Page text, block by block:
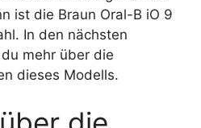
ist die Braun Oral-B iO 9
In den nächsten
mehr über die
dieses Modells.